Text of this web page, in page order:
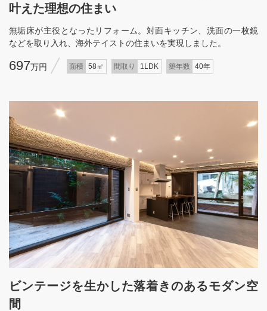
叶えた理想の住まい
無垢床が主役となったリフォーム。対面キッチン、洗面の一枚鏡
などを取り入れ、海外テイストの住まいを実現しました。
697万円 面積 58㎡ 間取り 1LDK 築年数 40年
ビンテージを生かした落着きのあるモダン空
間